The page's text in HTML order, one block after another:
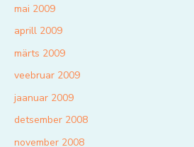
mai 2009
aprill 2009
märts 2009
veebruar 2009
jaanuar 2009
detsember 2008
november 2008